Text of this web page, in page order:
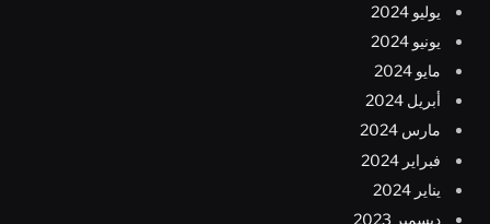
يوليو 2024
يونيو 2024
مايو 2024
أبريل 2024
مارس 2024
فبراير 2024
يناير 2024
ديسمبر 2023